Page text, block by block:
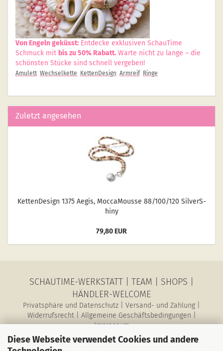
Diese Webseite verwendet Cookies und andere
Von Engeln geküsst: Entdecke exklusiven SchauTime
Schmuck mit bis zu 50% Rabatt. Warte nicht zu lange – die
schönsten Stücke sind schnell vergeben!
Amulett Wechselkette KettenDesign Armreif Ringe
Zuletzt angesehen
Ket­ten­De­sign 1375 Aegis, Moc­ca­Mousse 88/100/120 Sil­verS­
hiny
79,80 EUR
SCHAUTIME-WERKSTATT TEAM SHOPS
HÄNDLER-WELCOME
Privatsphäre und Datenschutz Versand- und Zahlung
Widerrufsrecht| Allgemeine Geschäftsbedingungen
Impressum
SchauTime Conni Jeschke, Barbarastr. 27, 40764 Langenfeld